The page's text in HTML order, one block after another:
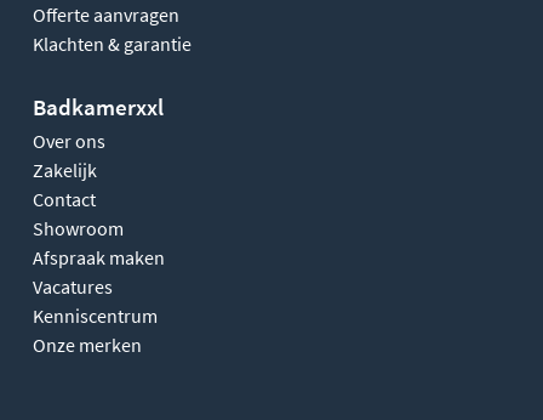
Offerte aanvragen
Klachten & garantie
Badkamerxxl
Over ons
Zakelijk
Contact
Showroom
Afspraak maken
Vacatures
Kenniscentrum
Onze merken